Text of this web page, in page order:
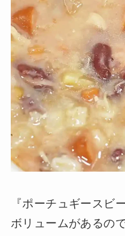
『ポーチュギースビ
ボリュームがあるの